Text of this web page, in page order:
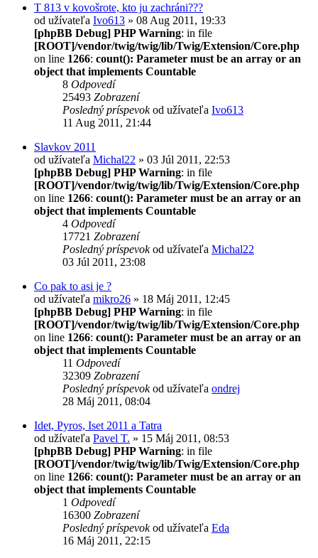
T 813 v kovošrote, kto ju zachráni???
od užívateľa Ivo613 » 08 Aug 2011, 19:33
[phpBB Debug] PHP Warning: in file
[ROOT]/vendor/twig/twig/lib/Twig/Extension/Core.php
on line 1266: count(): Parameter must be an array or an
object that implements Countable
8 Odpovedí
25493 Zobrazení
Posledný príspevokod užívateľa Ivo613
11 Aug 2011, 21:44
Slavkov 2011
od užívateľa Michal22 » 03 Júl 2011, 22:53
[phpBB Debug] PHP Warning: in file
[ROOT]/vendor/twig/twig/lib/Twig/Extension/Core.php
on line 1266: count(): Parameter must be an array or an
object that implements Countable
4 Odpovedí
17721 Zobrazení
Posledný príspevokod užívateľa Michal22
03 Júl 2011, 23:08
Co pak to asi je ?
od užívateľa mikro26 » 18 Máj 2011, 12:45
[phpBB Debug] PHP Warning: in file
[ROOT]/vendor/twig/twig/lib/Twig/Extension/Core.php
on line 1266: count(): Parameter must be an array or an
object that implements Countable
11 Odpovedí
32309 Zobrazení
Posledný príspevokod užívateľa ondrej
28 Máj 2011, 08:04
Idet, Pyros, Iset 2011 a Tatra
od užívateľa Pavel T. » 15 Máj 2011, 08:53
[phpBB Debug] PHP Warning: in file
[ROOT]/vendor/twig/twig/lib/Twig/Extension/Core.php
on line 1266: count(): Parameter must be an array or an
object that implements Countable
1 Odpovedí
16300 Zobrazení
Posledný príspevokod užívateľa Eda
16 Máj 2011, 22:15